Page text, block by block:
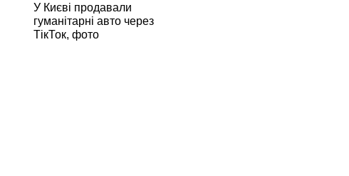
У Києві продавали
гуманітарні авто через
ТікТок, фото